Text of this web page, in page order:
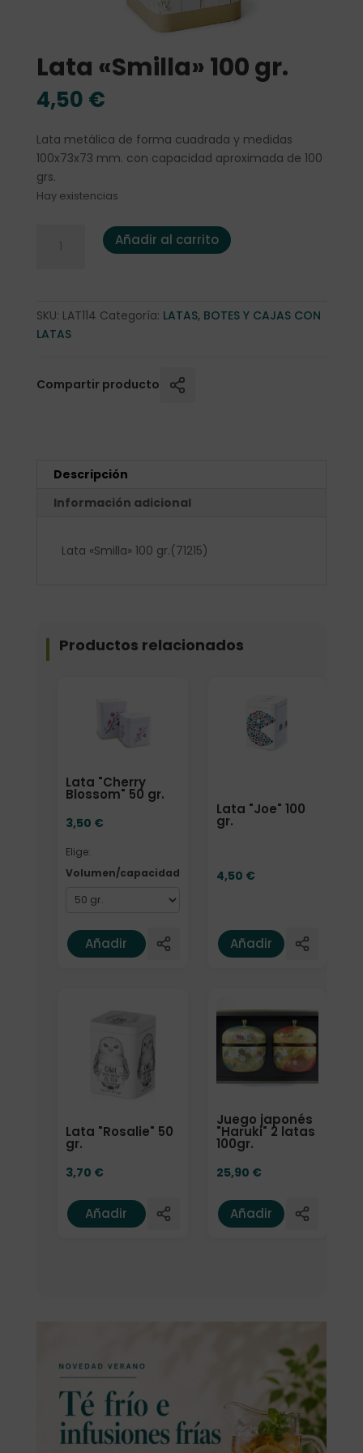
Lata «Smilla» 100 gr.
4,50 €
Lata metálica de forma cuadrada y medidas
100x73x73 mm. con capacidad aproximada de 100
grs.
Hay existencias
Lata "Smilla" 100 gr. cantidad
Añadir al carrito
SKU: LAT114 Categoría: LATAS, BOTES Y CAJAS CON
LATAS
Compartir producto
Descripción
Información adicional
Lata «Smilla» 100 gr.(71215)
Productos relacionados
Lata "Cherry
Blossom" 50 gr.
3,50 €
Elige:
Volumen/capacidad
Añadir
Lata "Joe" 100
gr.
4,50 €
Añadir
Lata "Rosalie" 50
gr.
3,70 €
Añadir
Juego japonés
"Haruki" 2 latas
100gr.
25,90 €
Añadir